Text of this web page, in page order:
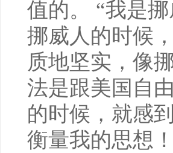
值的。 “我是
挪威人的时候
质地坚实，像
法是跟美国自
的时候，就感
衡量我的思想